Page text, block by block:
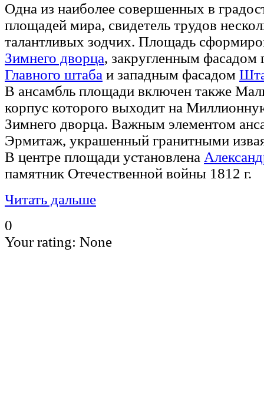
Одна из наиболее совершенных в
площадей мира, свидетель трудов
талантливых зодчих. Площадь
Зимнего дворца, закругленным фасадом
Главного штаба и западным фасадом
В ансамбль площади включен также
корпус которого выходит на
Зимнего дворца. Важным элементом
Эрмитаж, украшенный гранитными
В центре площади установлена
памятник Отечественной войны 1812 г.
Читать дальше
0
Your rating: None